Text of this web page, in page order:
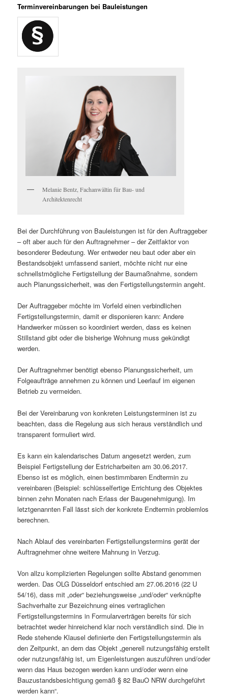
Terminvereinbarungen bei Bauleistungen
Melanie Bentz, Fachanwältin für Bau- und
Architektenrecht
Bei der Durchführung von Bauleistungen ist für den Auftraggeber
– oft aber auch für den Auftragnehmer – der Zeitfaktor von
besonderer Bedeutung. Wer entweder neu baut oder aber ein
Bestandsobjekt umfassend saniert, möchte nicht nur eine
schnellstmögliche Fertigstellung der Baumaßnahme, sondern
auch Planungssicherheit, was den Fertigstellungstermin angeht.
Der Auftraggeber möchte im Vorfeld einen verbindlichen
Fertigstellungstermin, damit er disponieren kann: Andere
Handwerker müssen so koordiniert werden, dass es keinen
Stillstand gibt oder die bisherige Wohnung muss gekündigt
werden.
Der Auftragnehmer benötigt ebenso Planungssicherheit, um
Folgeaufträge annehmen zu können und Leerlauf im eigenen
Betrieb zu vermeiden.
Bei der Vereinbarung von konkreten Leistungsterminen ist zu
beachten, dass die Regelung aus sich heraus verständlich und
transparent formuliert wird.
Es kann ein kalendarisches Datum angesetzt werden, zum
Beispiel Fertigstellung der Estricharbeiten am 30.06.2017.
Ebenso ist es möglich, einen bestimmbaren Endtermin zu
vereinbaren (Beispiel: schlüsselfertige Errichtung des Objektes
binnen zehn Monaten nach Erlass der Baugenehmigung). Im
letztgenannten Fall lässt sich der konkrete Endtermin problemlos
berechnen.
Nach Ablauf des vereinbarten Fertigstellungstermins gerät der
Auftragnehmer ohne weitere Mahnung in Verzug.
Von allzu komplizierten Regelungen sollte Abstand genommen
werden. Das OLG Düsseldorf entschied am 27.06.2016 (22 U
54/16), dass mit „oder“ beziehungsweise „und/oder“ verknüpfte
Sachverhalte zur Bezeichnung eines vertraglichen
Fertigstellungstermins in Formularverträgen bereits für sich
betrachtet weder hinreichend klar noch verständlich sind. Die in
Rede stehende Klausel definierte den Fertigstellungstermin als
den Zeitpunkt, an dem das Objekt „generell nutzungsfähig erstellt
oder nutzungsfähig ist, um Eigenleistungen auszuführen und/oder
wenn das Haus bezogen werden kann und/oder wenn eine
Bauzustandsbesichtigung gemäß § 82 BauO NRW durchgeführt
werden kann“.